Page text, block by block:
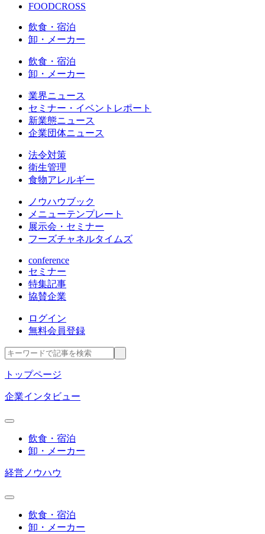
FOODCROSS
飲食・宿泊
卸・メーカー
飲食・宿泊
卸・メーカー
業界ニュース
セミナー・イベントレポート
新業態ニュース
企業団体ニュース
法令対策
衛生管理
食物アレルギー
ノウハウブック
メニューテンプレート
展示会・セミナー
フーズチャネルタイムズ
conference
セミナー
特集記事
協賛企業
ログイン
無料会員登録
トップページ
企業インタビュー
飲食・宿泊
卸・メーカー
経営ノウハウ
飲食・宿泊
卸・メーカー